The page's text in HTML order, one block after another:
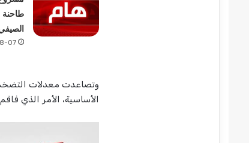
طاحنة
07
وتصاعدت معدلات التضخم
الأساسية، الأمر الذي